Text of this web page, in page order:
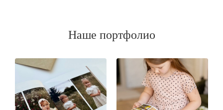
Наше портфолио